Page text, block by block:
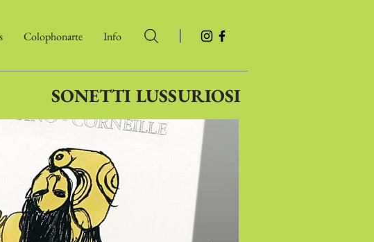
Colophonarte Info |
SONETTI LUSSURIOSI